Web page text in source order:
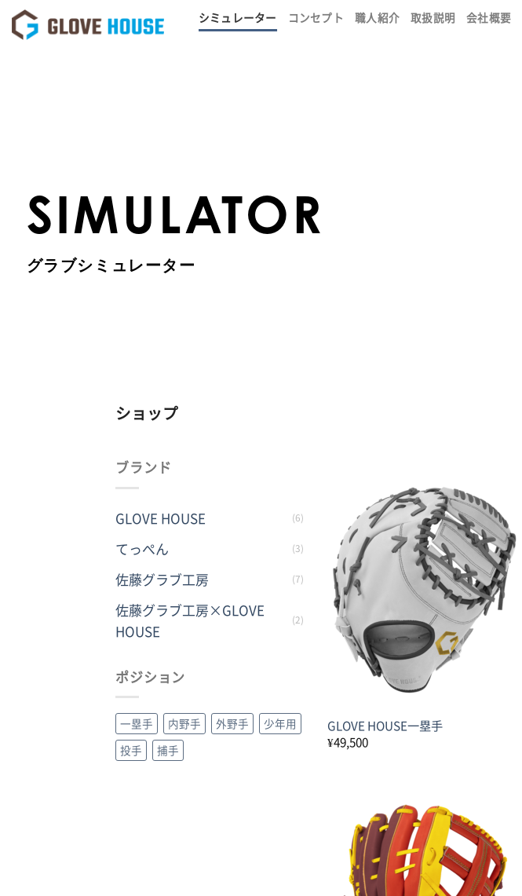
Skip
シミュレーター コンセプト 職人紹介 取扱説明 会社概要
SIMULATOR
グラブシミュレーター
ショップ
ブランド
GLOVE HOUSE (6)
てっぺん (3)
佐藤グラブ工房 (7)
佐藤グラブ工房×GLOVE
HOUSE
(2)
ポジション
一塁手 内野手 外野手
少年用
投手
捕手
GLOVE HOUSE一塁手
¥49,500